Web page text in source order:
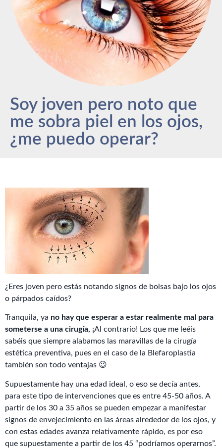
Soy joven pero noto que
me sobra piel en los ojos,
¿me puedo operar?
¿Eres joven pero estás notando signos de bolsas bajo los ojos
o párpados caídos?
Tranquila, ya no hay que esperar a estar realmente mal para
someterse a una cirugía, ¡Al contrario! Los que me leéis
sabéis que siempre alabamos las maravillas de la cirugía
estética preventiva, pues en el caso de la Blefaroplastia
también son todo ventajas 😉
Supuestamente hay una edad ideal, o eso se decía antes,
para este tipo de intervenciones que es entre 45-50 años. A
partir de los 30 a 35 años se pueden empezar a manifestar
signos de envejecimiento en las áreas alrededor de los ojos, y
con estas edades avanza relativamente rápido, es por eso
que supuestamente a partir de los 45 “podríamos operarnos”.